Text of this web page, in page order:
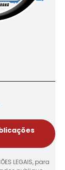
LEGAIS, para